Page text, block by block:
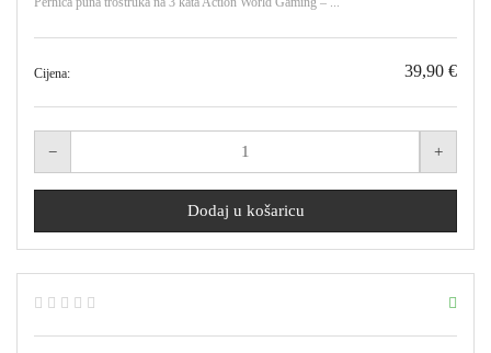
Cijena: 39,90 €